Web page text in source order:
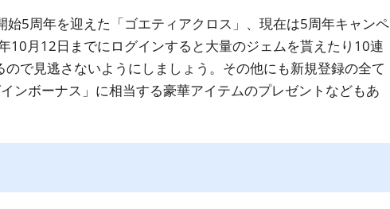
5周年を迎えた「ゴエティアクロス」、現在は5周年キャンペ
10月12日までにログインすると大量のジェムを貰えたり10連
で見逃さないようにしましょう。その他にも新規登録の全て
ンボーナス」に相当する豪華アイテムのプレゼントなどもあ